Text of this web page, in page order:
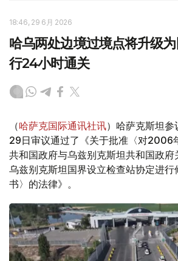
18:46, 29 6月 2026
哈乌两处边境过境点将升级
行24小时通关
（哈萨克国际通讯社讯）哈萨克斯坦参
29日审议通过了《关于批准〈对2006
共和国政府与乌兹别克斯坦共和国政
乌兹别克斯坦国界设立检查站协定进行
书〉的法律》。